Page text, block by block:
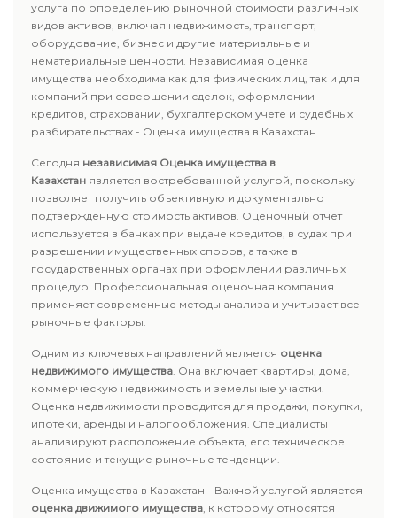
услуга по определению рыночной стоимости различных
видов активов, включая недвижимость, транспорт,
оборудование, бизнес и другие материальные и
нематериальные ценности. Независимая оценка
имущества необходима как для физических лиц, так и для
компаний при совершении сделок, оформлении
кредитов, страховании, бухгалтерском учете и судебных
разбирательствах - Оценка имущества в Казахстан.
Сегодня независимая Оценка имущества в
Казахстан является востребованной услугой, поскольку
позволяет получить объективную и документально
подтвержденную стоимость активов. Оценочный отчет
используется в банках при выдаче кредитов, в судах при
разрешении имущественных споров, а также в
государственных органах при оформлении различных
процедур. Профессиональная оценочная компания
применяет современные методы анализа и учитывает все
рыночные факторы.
Одним из ключевых направлений является оценка
недвижимого имущества. Она включает квартиры, дома,
коммерческую недвижимость и земельные участки.
Оценка недвижимости проводится для продажи, покупки,
ипотеки, аренды и налогообложения. Специалисты
анализируют расположение объекта, его техническое
состояние и текущие рыночные тенденции.
Оценка имущества в Казахстан - Важной услугой является
оценка движимого имущества, к которому относятся